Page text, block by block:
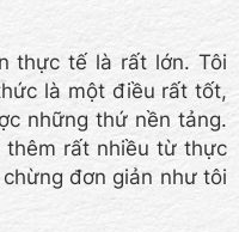
thực tế là rất lớn. Tôi
là một điều rất tốt,
những thứ nền tảng.
thêm rất nhiều từ thực
đơn giản như tôi